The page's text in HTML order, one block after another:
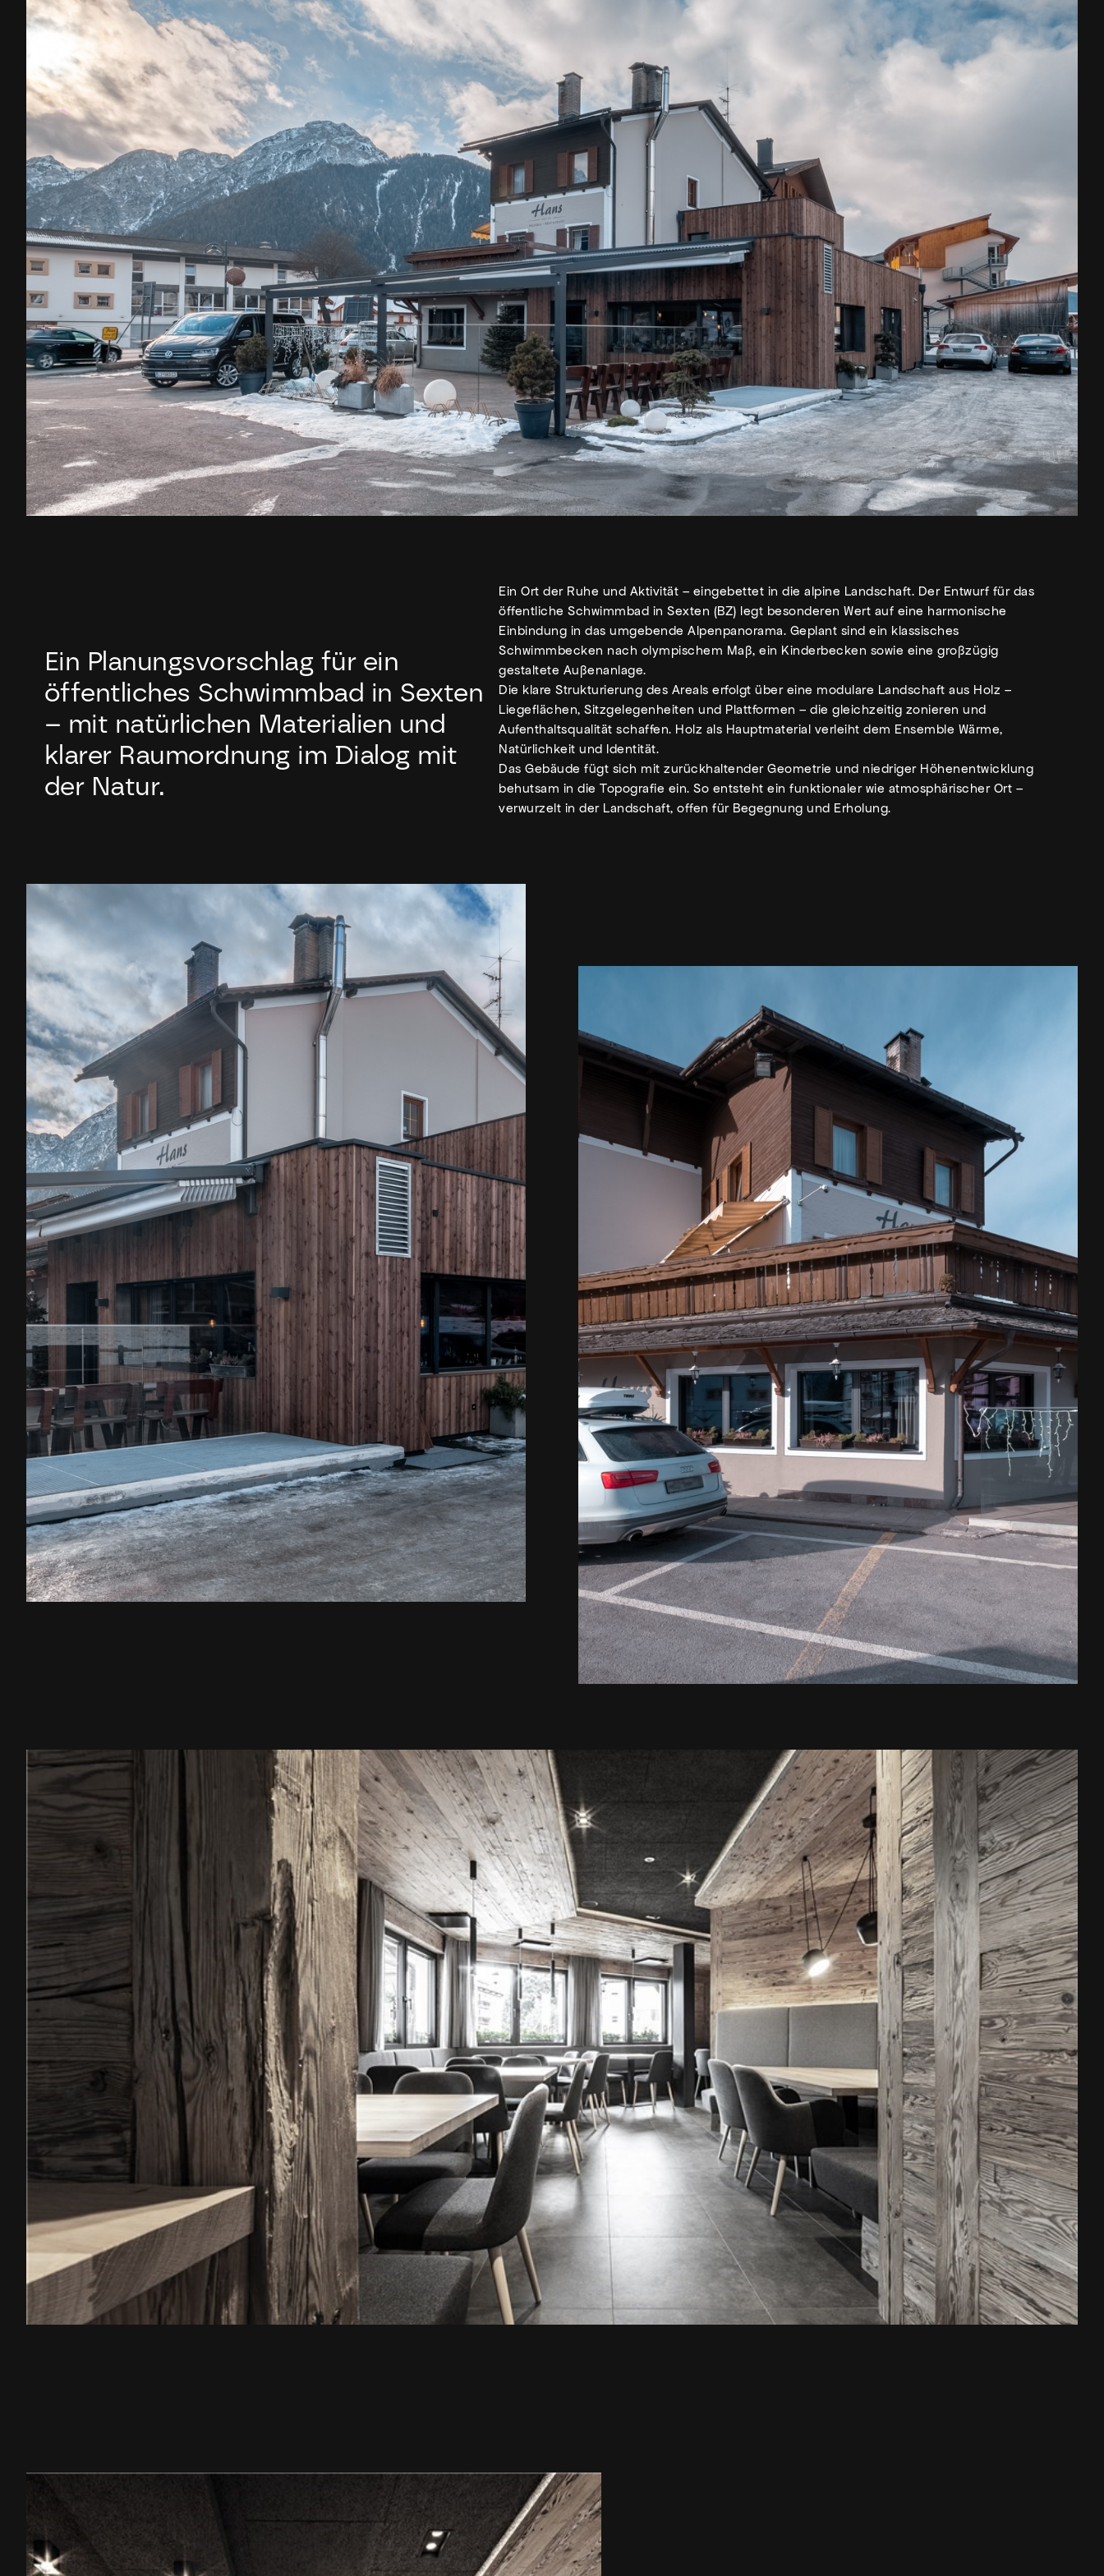
Ein Planungsvorschlag für ein
öffentliches Schwimmbad in Sexten
– mit natürlichen Materialien und
klarer Raumordnung im Dialog mit
der Natur.
Ein Ort der Ruhe und Aktivität – eingebettet in die alpine Landschaft. Der Entwurf für das
öffentliche Schwimmbad in Sexten (BZ) legt besonderen Wert auf eine harmonische
Einbindung in das umgebende Alpenpanorama. Geplant sind ein klassisches
Schwimmbecken nach olympischem Maß, ein Kinderbecken sowie eine großzügig
gestaltete Außenanlage.
Die klare Strukturierung des Areals erfolgt über eine modulare Landschaft aus Holz –
Liegeflächen, Sitzgelegenheiten und Plattformen – die gleichzeitig zonieren und
Aufenthaltsqualität schaffen. Holz als Hauptmaterial verleiht dem Ensemble Wärme,
Natürlichkeit und Identität.
Das Gebäude fügt sich mit zurückhaltender Geometrie und niedriger Höhenentwicklung
behutsam in die Topografie ein. So entsteht ein funktionaler wie atmosphärischer Ort –
verwurzelt in der Landschaft, offen für Begegnung und Erholung.